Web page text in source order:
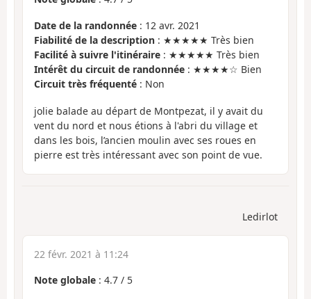
Date de la randonnée : 12 avr. 2021
Fiabilité de la description : ★★★★★ Très bien
Facilité à suivre l'itinéraire : ★★★★★ Très bien
Intérêt du circuit de randonnée : ★★★★☆ Bien
Circuit très fréquenté : Non
jolie balade au départ de Montpezat, il y avait du
vent du nord et nous étions à l'abri du village et
dans les bois, l’ancien moulin avec ses roues en
pierre est très intéressant avec son point de vue.
Ledirlot
22 févr. 2021 à 11:24
Note globale : 4.7 / 5